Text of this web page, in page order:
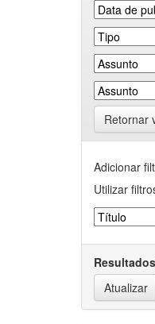
Retornar
Adicionar
Utilizar